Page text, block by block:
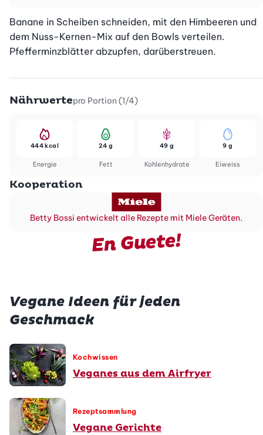
Banane in Scheiben schneiden, mit den Himbeeren und
dem Nuss-Kernen-Mix auf den Bowls verteilen.
Pfefferminzblätter abzupfen, darüberstreuen.
Nährwertepro Portion (1/4)
Energie
444 kcal
Fett
24 g
Kohlenhydrate
49 g
Eiweiss
9 g
Kooperation
Betty Bossi entwickelt alle Rezepte mit Miele Geräten.
En Guete!
Vegane Ideen für jeden
Geschmack
Kochwissen
Veganes aus dem Airfryer
Rezeptsammlung
Vegane Gerichte